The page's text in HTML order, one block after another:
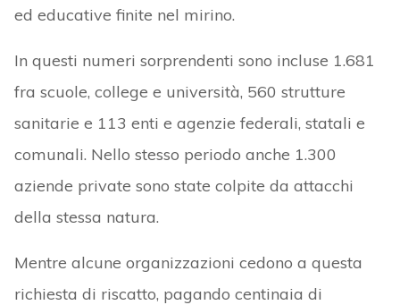
ed educative finite nel mirino.
In questi numeri sorprendenti sono incluse 1.681
fra scuole, college e università, 560 strutture
sanitarie e 113 enti e agenzie federali, statali e
comunali. Nello stesso periodo anche 1.300
aziende private sono state colpite da attacchi
della stessa natura.
Mentre alcune organizzazioni cedono a questa
richiesta di riscatto, pagando centinaia di